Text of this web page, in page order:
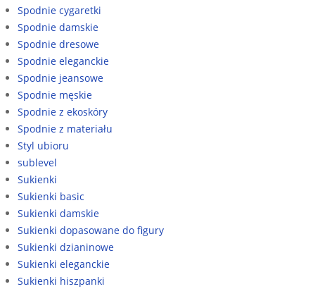
Spodnie cygaretki
Spodnie damskie
Spodnie dresowe
Spodnie eleganckie
Spodnie jeansowe
Spodnie męskie
Spodnie z ekoskóry
Spodnie z materiału
Styl ubioru
sublevel
Sukienki
Sukienki basic
Sukienki damskie
Sukienki dopasowane do figury
Sukienki dzianinowe
Sukienki eleganckie
Sukienki hiszpanki